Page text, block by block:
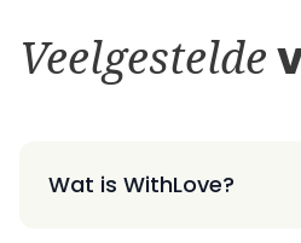
Veelgestelde
Wat is WithLove?